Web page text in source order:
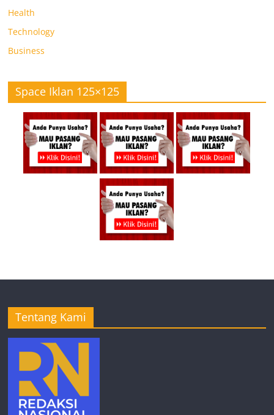
Health
Technology
Business
Space Iklan 125×125
Tentang Kami